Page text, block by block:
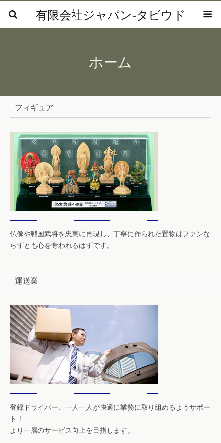
有限会社ジャパン‐タビウド
ホーム
フィギュア
仏像や戦国武将を忠実に再現し、丁寧に作られた置物はファンな
らずとも心を奪われるはずです。
運送業
登録ドライバー、一人一人が快適に業務に取り組めるようサポー
ト！
より一層のサービス向上を目指します。